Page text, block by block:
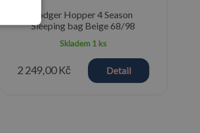
Lodger Hopper 4 Season
Sleeping bag Beige 68/98
Skladem 1 ks
2 249,00 Kč Detail